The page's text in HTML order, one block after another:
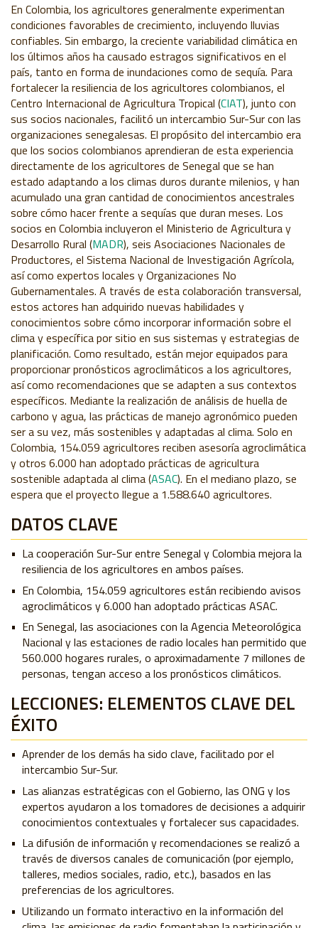
En Colombia, los agricultores generalmente experimentan
condiciones favorables de crecimiento, incluyendo lluvias
confiables. Sin embargo, la creciente variabilidad climática en
los últimos años ha causado estragos significativos en el
país, tanto en forma de inundaciones como de sequía. Para
fortalecer la resiliencia de los agricultores colombianos, el
Centro Internacional de Agricultura Tropical (CIAT), junto con
sus socios nacionales, facilitó un intercambio Sur-Sur con las
organizaciones senegalesas. El propósito del intercambio era
que los socios colombianos aprendieran de esta experiencia
directamente de los agricultores de Senegal que se han
estado adaptando a los climas duros durante milenios, y han
acumulado una gran cantidad de conocimientos ancestrales
sobre cómo hacer frente a sequías que duran meses. Los
socios en Colombia incluyeron el Ministerio de Agricultura y
Desarrollo Rural (MADR), seis Asociaciones Nacionales de
Productores, el Sistema Nacional de Investigación Agrícola,
así como expertos locales y Organizaciones No
Gubernamentales. A través de esta colaboración transversal,
estos actores han adquirido nuevas habilidades y
conocimientos sobre cómo incorporar información sobre el
clima y específica por sitio en sus sistemas y estrategias de
planificación. Como resultado, están mejor equipados para
proporcionar pronósticos agroclimáticos a los agricultores,
así como recomendaciones que se adapten a sus contextos
específicos. Mediante la realización de análisis de huella de
carbono y agua, las prácticas de manejo agronómico pueden
ser a su vez, más sostenibles y adaptadas al clima. Solo en
Colombia, 154.059 agricultores reciben asesoría agroclimática
y otros 6.000 han adoptado prácticas de agricultura
sostenible adaptada al clima (ASAC). En el mediano plazo, se
espera que el proyecto llegue a 1.588.640 agricultores.
DATOS CLAVE
La cooperación Sur-Sur entre Senegal y Colombia mejora la
resiliencia de los agricultores en ambos países.
En Colombia, 154.059 agricultores están recibiendo avisos
agroclimáticos y 6.000 han adoptado prácticas ASAC.
En Senegal, las asociaciones con la Agencia Meteorológica
Nacional y las estaciones de radio locales han permitido que
560.000 hogares rurales, o aproximadamente 7 millones de
personas, tengan acceso a los pronósticos climáticos.
LECCIONES: ELEMENTOS CLAVE DEL
ÉXITO
Aprender de los demás ha sido clave, facilitado por el
intercambio Sur-Sur.
Las alianzas estratégicas con el Gobierno, las ONG y los
expertos ayudaron a los tomadores de decisiones a adquirir
conocimientos contextuales y fortalecer sus capacidades.
La difusión de información y recomendaciones se realizó a
través de diversos canales de comunicación (por ejemplo,
talleres, medios sociales, radio, etc.), basados en las
preferencias de los agricultores.
Utilizando un formato interactivo en la información del